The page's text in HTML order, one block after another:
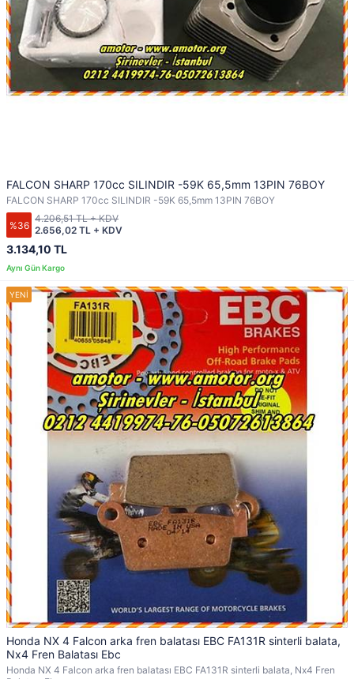
FALCON SHARP 170cc SILINDIR -59K 65,5mm 13PIN 76BOY
FALCON SHARP 170cc SILINDIR -59K 65,5mm 13PIN 76BOY
%36
3.134,10 TL
2.656,02 TL + KDV
4.206,51 TL + KDV
Honda NX 4 Falcon arka fren balatası EBC FA131R sinterli balata,
Nx4 Fren Balatası Ebc
Honda NX 4 Falcon arka fren balatası EBC FA131R sinterli balata, Nx4 Fren